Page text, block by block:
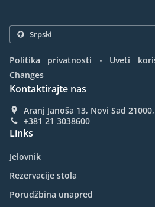
Politika privatnosti . Uveti
Changes
Kontaktirajte nas
Aranj Janoša 13, Novi Sad
+381 21 3038600
Links
Jelovnik
Rezervacije stola
Porudžbina unapred